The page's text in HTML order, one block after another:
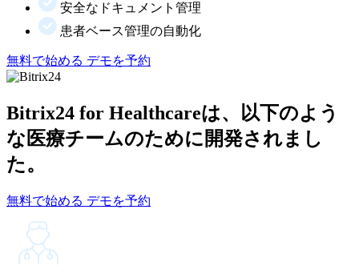
安全なドキュメント管理
患者ベース管理の自動化
無料で始める デモを予約
Bitrix24 for Healthcareは、以下のよう
な医療チームのために開発されまし
た。
無料で始める デモを予約